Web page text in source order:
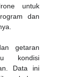
untuk
dan
getaran
kondisi
Data ini